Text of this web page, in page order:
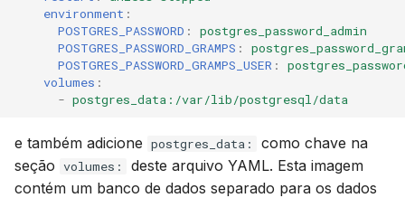
environment :
POSTGRES_PASSWORD :
postgres_password_admin
POSTGRES_PASSWORD_GRAMPS :
POSTGRES_PASSWORD_GRAMPS_USER :
volumes :
- postgres_data:/var/lib/postgresql/data
e também adicione postgres_data:
como chave na
seção volumes:
deste arquivo YAML. Esta imagem
contém um banco de dados separado para os dados